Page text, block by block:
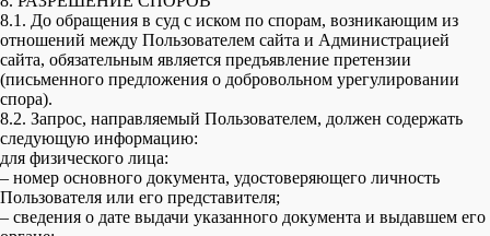
8.1. До обращения в суд с иском по спорам, возникающим из
отношений между Пользователем сайта и Администрацией
сайта, обязательным является предъявление претензии
(письменного предложения о добровольном урегулировании
спора).
8.2. Запрос, направляемый Пользователем, должен содержать
следующую информацию:
для физического лица:
– номер основного документа, удостоверяющего личность
Пользователя или его представителя;
– сведения о дате выдачи указанного документа и выдавшем его